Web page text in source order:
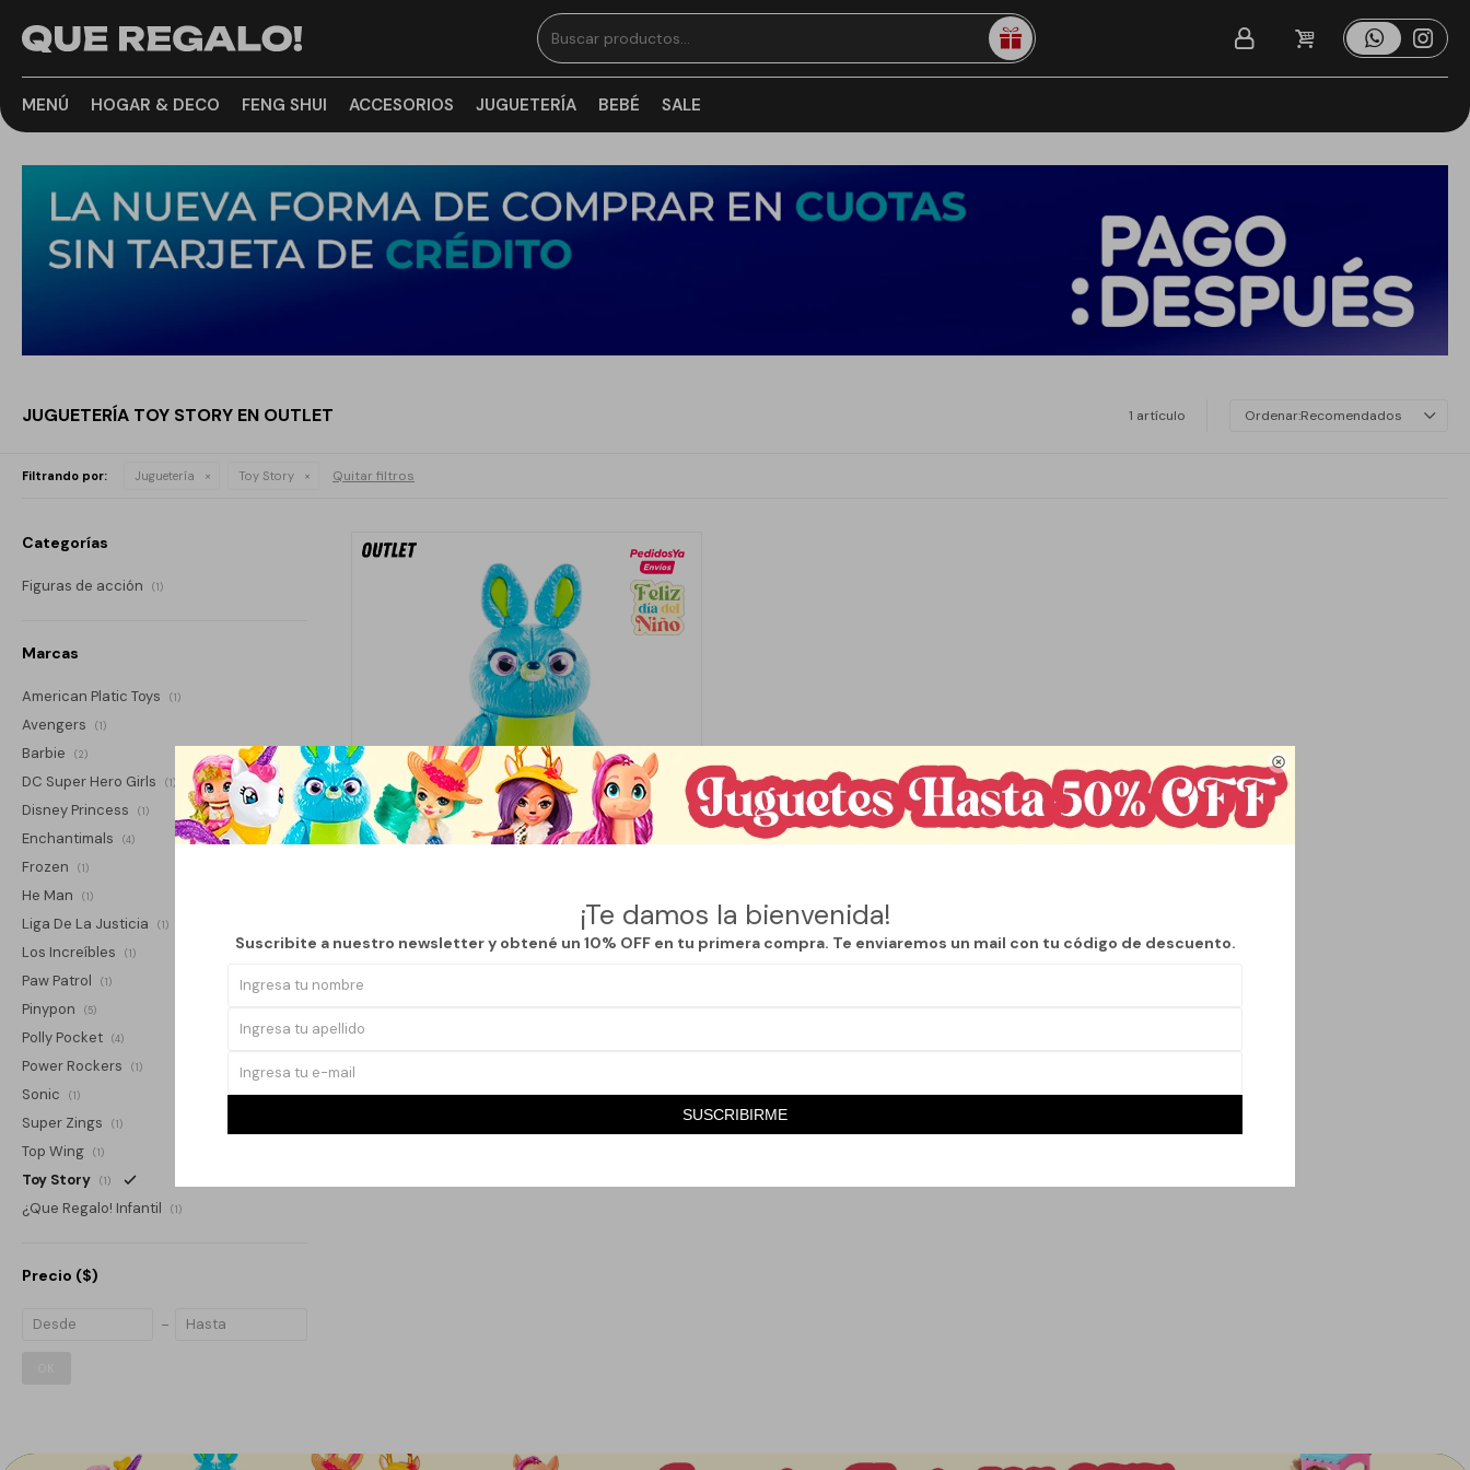

¡Te damos la bienvenida!
Suscribite a nuestro newsletter y obtené un 10% OFF en tu primera compra. Te enviaremos un mail con tu código de descuento.
SUSCRIBIRME
MENÚ HOGAR & DECO FENG SHUI ACCESORIOS JUGUETERÍA BEBÉ SALE
JUGUETERÍA TOY STORY EN OUTLET 1 artículo Recomendados
Filtrando por: Juguetería Toy Story Quitar filtros
BUNNT TOY STORY 4
Categorías
Figuras de acción (1)
Marcas
American Platic Toys (1)
Avengers (1)
Barbie (2)
DC Super Hero Girls (1)
Disney Princess (1)
Enchantimals (4)
Frozen (1)
He Man (1)
Liga De La Justicia (1)
Los Increíbles (1)
Paw Patrol (1)
Pinypon (5)
Polly Pocket (4)
Power Rockers (1)
Sonic (1)
Super Zings (1)
Top Wing (1)
Toy Story (1)
¿Que Regalo! Infantil (1)
Precio ($)